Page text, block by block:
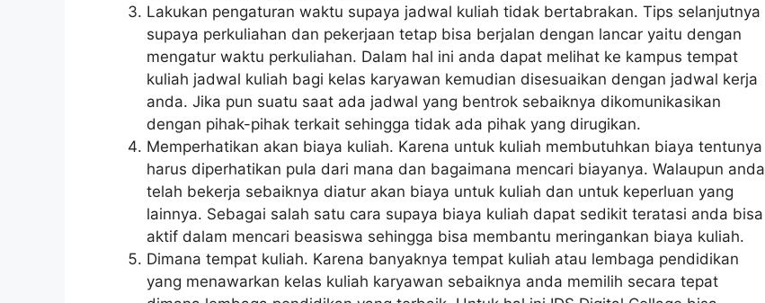
Lakukan pengaturan waktu supaya jadwal kuliah tidak bertabrakan. Tips selanjutnya
supaya perkuliahan dan pekerjaan tetap bisa berjalan dengan lancar yaitu dengan
mengatur waktu perkuliahan. Dalam hal ini anda dapat melihat ke kampus tempat
kuliah jadwal kuliah bagi kelas karyawan kemudian disesuaikan dengan jadwal kerja
anda. Jika pun suatu saat ada jadwal yang bentrok sebaiknya dikomunikasikan
dengan pihak-pihak terkait sehingga tidak ada pihak yang dirugikan.
Memperhatikan akan biaya kuliah. Karena untuk kuliah membutuhkan biaya tentunya
harus diperhatikan pula dari mana dan bagaimana mencari biayanya. Walaupun anda
telah bekerja sebaiknya diatur akan biaya untuk kuliah dan untuk keperluan yang
lainnya. Sebagai salah satu cara supaya biaya kuliah dapat sedikit teratasi anda bisa
aktif dalam mencari beasiswa sehingga bisa membantu meringankan biaya kuliah.
Dimana tempat kuliah. Karena banyaknya tempat kuliah atau lembaga pendidikan
yang menawarkan kelas kuliah karyawan sebaiknya anda memilih secara tepat